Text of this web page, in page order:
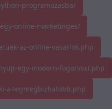
programozasba/
online-marketinges/
az-online-vasarlok.php
egy-modern-fogorvosi.php
a-legmegbizhatobb.php